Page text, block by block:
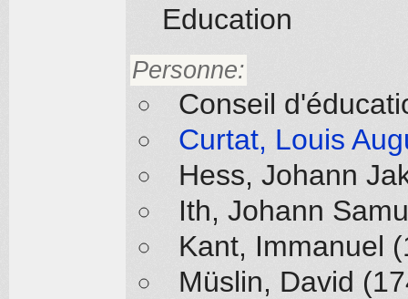
Education
Personne:
Conseil
Curtat, Louis
Hess, Johann
Ith, Johann
Kant, Immanuel
Müslin, David